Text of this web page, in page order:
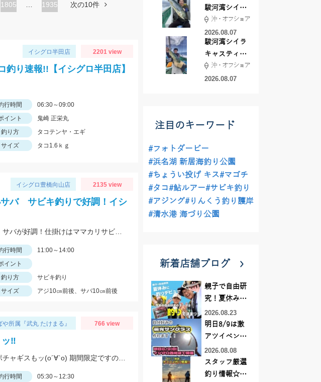
ペ
1805 1935 次の10件
イシグロ半田店 2201 view
り速報!!【イシグロ半田店】
行時間
06:30～09:00
イント
鬼崎 正栄丸
釣り方
タコテンヤ・エギ
サイズ タコ1.6ｋｇ
イシグロ豊橋向山店 2135 view
バ サビキ釣りで好調！イシ
行時間
11:00～14:00
イント
釣り方
サビキ釣り
サイズ アジ10㎝前後、サバ10㎝前後
所属『武丸 たけまる』 766 view
‼︎
行時間
05:30～12:30
駿河湾シイラ
キャスティン
グ行ってきま
した！！
沖・オフショア
2026.08.07
駿河湾シイラ
キャスティン
グ行ってきま
した！
沖・オフショア
2026.08.07
注目のキーワード
#フォトダービー
#浜名湖 新居海釣り公園
#ちょうい投げ キス#マゴチ
#タコ#鮎ルアー#サビキ釣り
#アジング#りんくう釣り護岸
#清水港 海づり公園
新着店舗ブログ
親子で自由研
究！夏休みに
釣りデビュー
2026.08.23
明日8/9は激
アツイベント
日！！！～オ
ーダー偏光グ
ラス受注会～
2026.08.08
スタッフ厳選
釣り情報☆彡